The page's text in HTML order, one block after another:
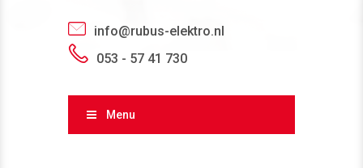
info@rubus-elektro.nl
053 - 57 41 730
Menu